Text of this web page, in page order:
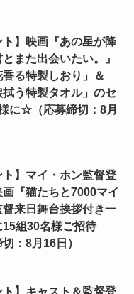
ト】映画『あの星が降
また出会いたい。』
香る特製しおり」＆
拭う特製タオル」のセ
に☆（応募締切：8月
ト】マイ・ホン監督登
『猫たちと7000マイ
督来日舞台挨拶付き一
組30名様ご招待
：8月16日）
ト】キャスト＆監督登